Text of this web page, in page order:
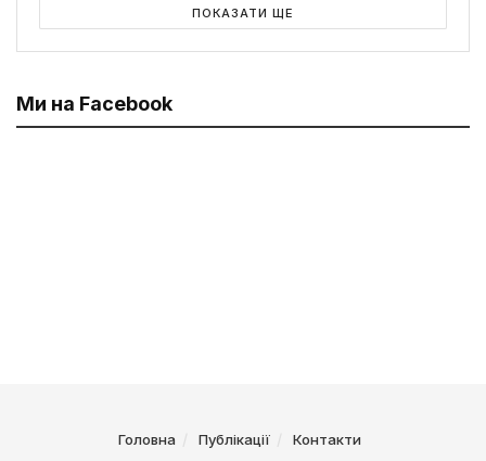
ПОКАЗАТИ ЩЕ
Ми на Facebook
Головна Публікації Контакти